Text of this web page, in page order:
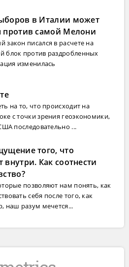
в Италии может
против самой Мелони
закон писался в расчете на
блок против раздробленных
изменилась
на то, что происходит на
с точки зрения геоэкономики,
последовательно ...
того, что
внутри. Как соотнести
позволяют нам понять, как
себя после того, как
наш разум мечется...